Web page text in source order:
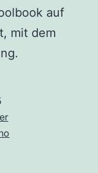
auf
mit dem